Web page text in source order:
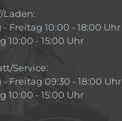
Laden:
Freitag 10:00 - 18:00 Uhr
10:00 - 15:00 Uhr
Service:
Freitag 09:30 - 18:00 Uhr
10:00 - 15:00 Uhr